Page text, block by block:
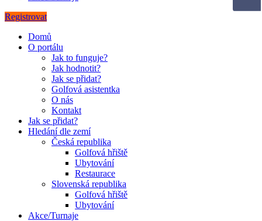
Registrovat
Domů
O portálu
Jak to funguje?
Jak hodnotit?
Jak se přidat?
Golfová asistentka
O nás
Kontakt
Jak se přidat?
Hledání dle zemí
Česká republika
Golfová hřiště
Ubytování
Restaurace
Slovenská republika
Golfová hřiště
Ubytování
Akce/Turnaje